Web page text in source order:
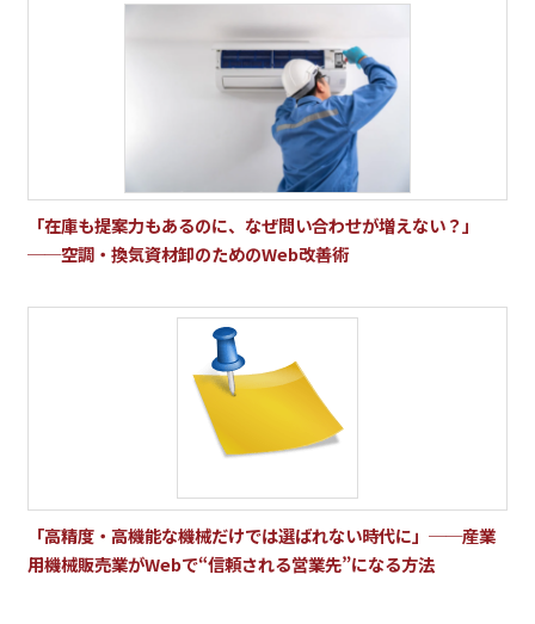
「在庫も提案力もあるのに、なぜ問い合わせが増えない？」
──空調・換気資材卸のためのWeb改善術
「高精度・高機能な機械だけでは選ばれない時代に」──産業
用機械販売業がWebで“信頼される営業先”になる方法